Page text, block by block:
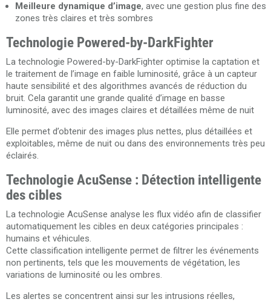
Meilleure dynamique d’image, avec une gestion plus fine des
zones très claires et très sombres
Technologie Powered-by-DarkFighter
La technologie Powered-by-DarkFighter optimise la captation et
le traitement de l’image en faible luminosité, grâce à un capteur
haute sensibilité et des algorithmes avancés de réduction du
bruit. Cela garantit une grande qualité d’image en basse
luminosité, avec des images claires et détaillées même de nuit
Elle permet d’obtenir des images plus nettes, plus détaillées et
exploitables, même de nuit ou dans des environnements très peu
éclairés.
Technologie AcuSense : Détection intelligente
des cibles
La technologie AcuSense analyse les flux vidéo afin de classifier
automatiquement les cibles en deux catégories principales :
humains et véhicules.
Cette classification intelligente permet de filtrer les événements
non pertinents, tels que les mouvements de végétation, les
variations de luminosité ou les ombres.
Les alertes se concentrent ainsi sur les intrusions réelles,